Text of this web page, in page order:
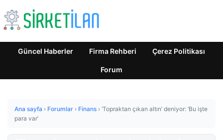
Güncel Haberler Firma Rehberi Çerez Politikası
Forum
Ana sayfa › Forumlar › Finans › ‘Topraktan çıkan altın’ deniyor: ‘Bu işte
para var’